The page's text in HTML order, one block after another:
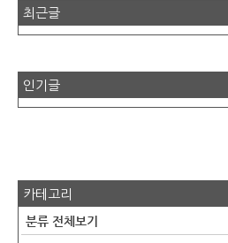
최근글
인기글
카테고리
분류 전체보기